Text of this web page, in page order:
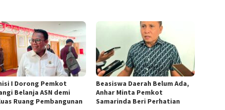
I Dorong Pemkot
Belanja ASN demi
Ruang Pembangunan
Beasiswa Daerah Belum Ada,
Anhar Minta Pemkot
Samarinda Beri Perhatian